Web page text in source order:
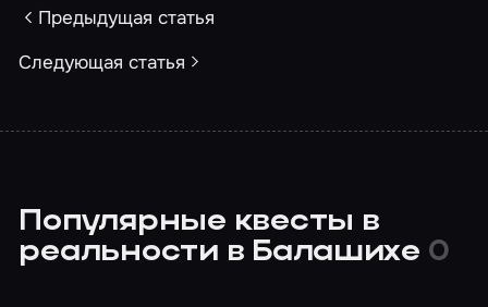
Предыдущая статья
Следующая статья
Популярные квесты в
реальности в Балашихе 0